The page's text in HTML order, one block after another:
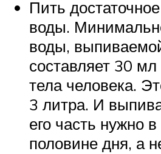
Пить
воды.
воды,
составляет 30 мл
тела человека.
3 литра. И
его часть нужно
половине дня, а